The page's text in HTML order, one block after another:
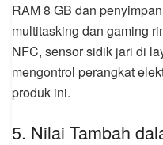
RAM 8 GB dan
multitasking dan gaming
NFC, sensor sidik jari di
mengontrol perangkat
produk ini.
5. Nilai Tambah